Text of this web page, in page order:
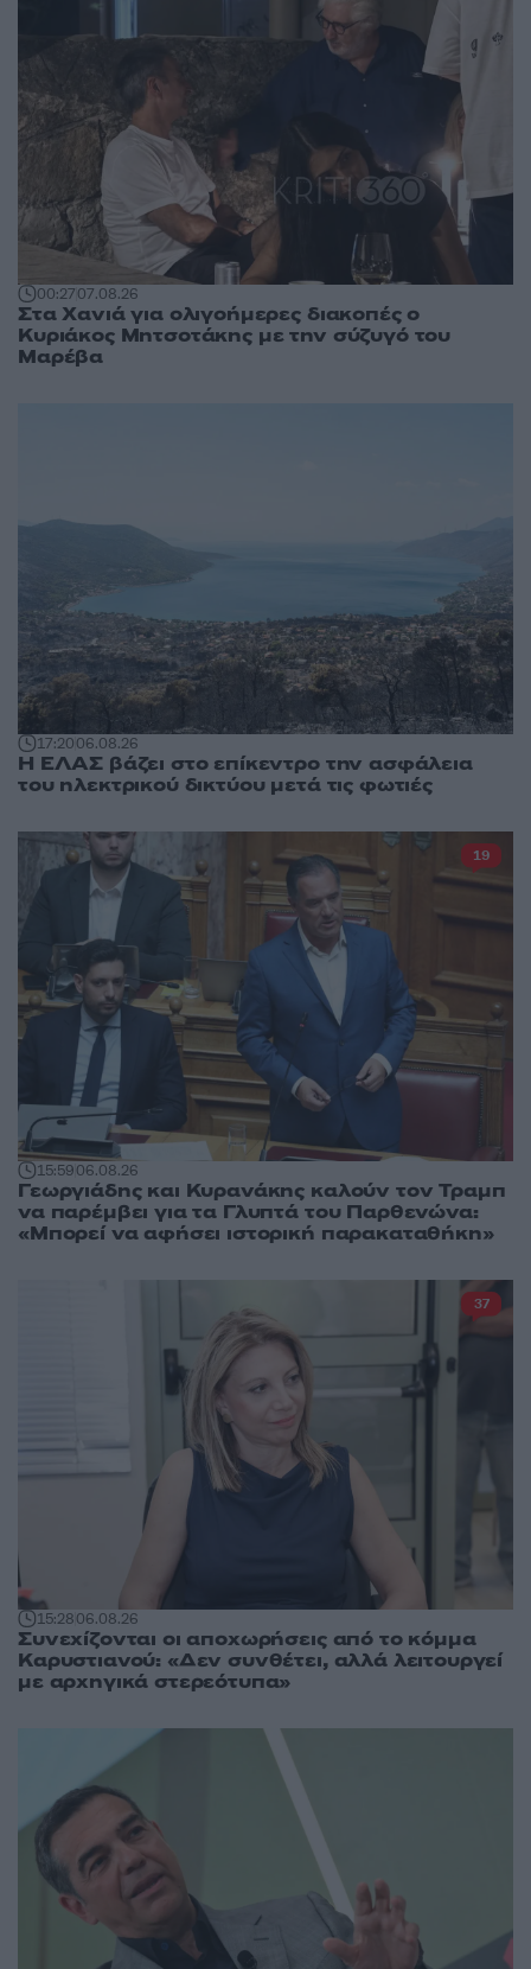
00:2707.08.26
Στα Χανιά για ολιγοήμερες διακοπές ο
Κυριάκος Μητσοτάκης με την σύζυγό του
Μαρέβα
17:2006.08.26
Η ΕΛΑΣ βάζει στο επίκεντρο την ασφάλεια
του ηλεκτρικού δικτύου μετά τις φωτιές
15:5906.08.26
Γεωργιάδης και Κυρανάκης καλούν τον Τραμπ
να παρέμβει για τα Γλυπτά του Παρθενώνα:
«Μπορεί να αφήσει ιστορική παρακαταθήκη»
19
15:2806.08.26
Συνεχίζονται οι αποχωρήσεις από το κόμμα
Καρυστιανού: «Δεν συνθέτει, αλλά λειτουργεί
με αρχηγικά στερεότυπα»
37